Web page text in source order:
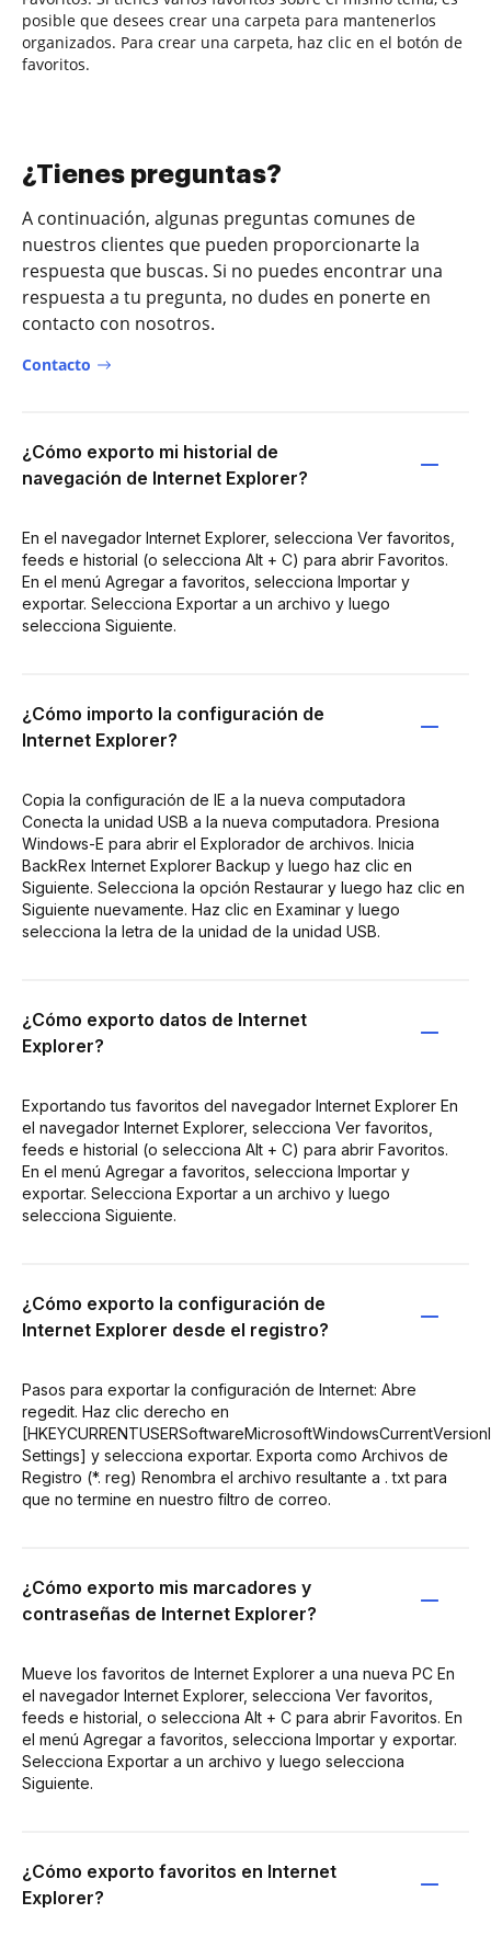
posible que desees crear una carpeta para mantenerlos
organizados. Para crear una carpeta, haz clic en el botón de
favoritos.
¿Tienes preguntas?
A continuación, algunas preguntas comunes de
nuestros clientes que pueden proporcionarte la
respuesta que buscas. Si no puedes encontrar una
respuesta a tu pregunta, no dudes en ponerte en
contacto con nosotros.
Contacto
¿Cómo exporto mi historial de
navegación de Internet Explorer?
En el navegador Internet Explorer, selecciona Ver favoritos,
feeds e historial (o selecciona Alt + C) para abrir Favoritos.
En el menú Agregar a favoritos, selecciona Importar y
exportar. Selecciona Exportar a un archivo y luego
selecciona Siguiente.
¿Cómo importo la configuración de
Internet Explorer?
Copia la configuración de IE a la nueva computadora
Conecta la unidad USB a la nueva computadora. Presiona
Windows-E para abrir el Explorador de archivos. Inicia
BackRex Internet Explorer Backup y luego haz clic en
Siguiente. Selecciona la opción Restaurar y luego haz clic en
Siguiente nuevamente. Haz clic en Examinar y luego
selecciona la letra de la unidad de la unidad USB.
¿Cómo exporto datos de Internet
Explorer?
Exportando tus favoritos del navegador Internet Explorer En
el navegador Internet Explorer, selecciona Ver favoritos,
feeds e historial (o selecciona Alt + C) para abrir Favoritos.
En el menú Agregar a favoritos, selecciona Importar y
exportar. Selecciona Exportar a un archivo y luego
selecciona Siguiente.
¿Cómo exporto la configuración de
Internet Explorer desde el registro?
Pasos para exportar la configuración de Internet: Abre
regedit. Haz clic derecho en
Settings] y selecciona exportar. Exporta como Archivos de
Registro (*. reg) Renombra el archivo resultante a . txt para
que no termine en nuestro filtro de correo.
¿Cómo exporto mis marcadores y
contraseñas de Internet Explorer?
Mueve los favoritos de Internet Explorer a una nueva PC En
el navegador Internet Explorer, selecciona Ver favoritos,
feeds e historial, o selecciona Alt + C para abrir Favoritos. En
el menú Agregar a favoritos, selecciona Importar y exportar.
Selecciona Exportar a un archivo y luego selecciona
Siguiente.
¿Cómo exporto favoritos en Internet
Explorer?